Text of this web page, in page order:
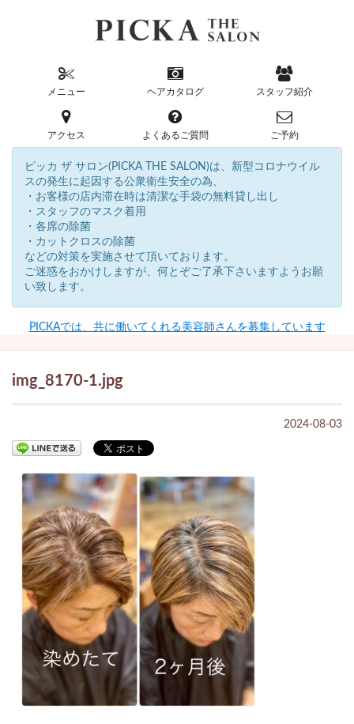
メニュー ヘアカタログ スタッフ紹介
アクセス よくあるご質問 ご予約
ピッカ ザ サロン(PICKA THE SALON)は、新型コロナウイル
スの発生に起因する公衆衛生安全の為、
・お客様の店内滞在時は清潔な手袋の無料貸し出し
・スタッフのマスク着用
・各席の除菌
・カットクロスの除菌
などの対策を実施させて頂いております。
ご迷惑をおかけしますが、何とぞご了承下さいますようお願
い致します。
PICKAでは、共に働いてくれる美容師さんを募集しています
img_8170-1.jpg
2024-08-03